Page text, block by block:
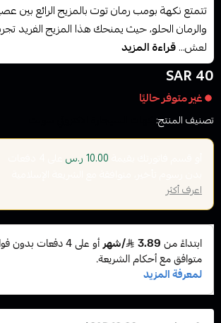
تتمتع نكهة بومب رمان توت بالمزيج الرائع بين
والرمان الحلو، حيث يمنحك هذا المزيج الفريد
لعش...قراءة المزيد
40 SAR
غير متوفر حاليًا
تصنيف المنتج:
10.00 ر.س
اعرف أكثر